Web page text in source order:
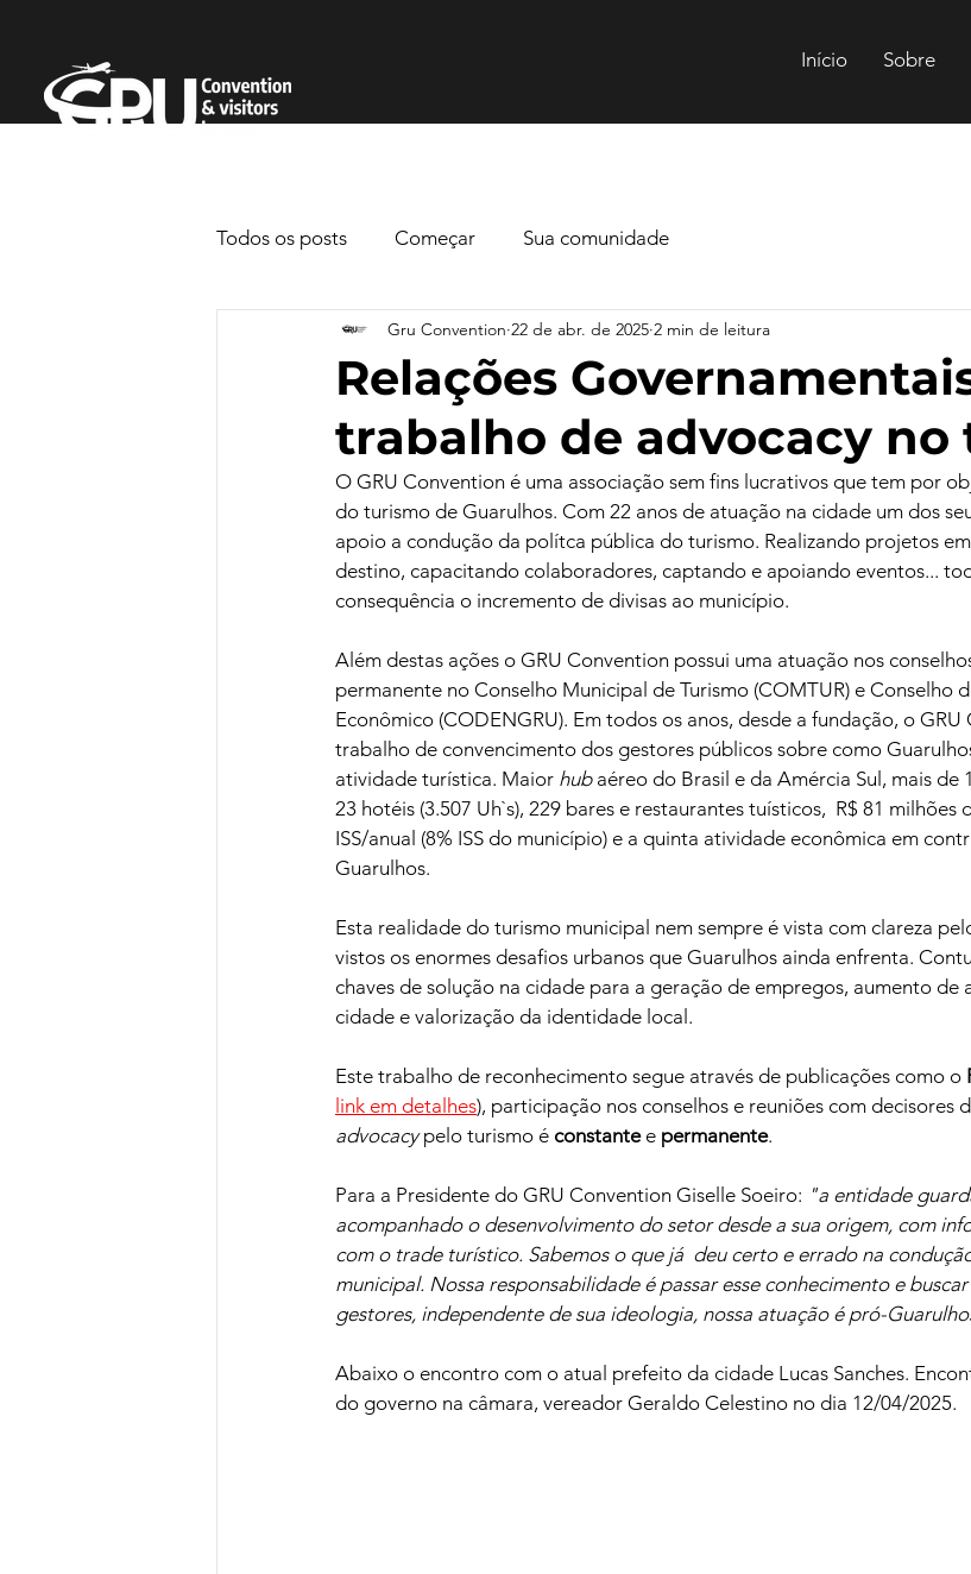
Início Sobre
Todos os posts Começar Sua comunidade
Relações
trabalho de advocacy no
Gru Convention 22 de abr. de 2025 2 min de leitura
O GRU Convention é uma associação sem fins lucrativos que tem por
do turismo de Guarulhos. Com 22 anos de atuação na cidade um dos
apoio a condução da polítca pública do turismo. Realizando projetos
destino, capacitando colaboradores, captando e apoiando eventos...
consequência o incremento de divisas ao município.
Além destas ações o GRU Convention possui uma atuação nos
permanente no Conselho Municipal de Turismo (COMTUR) e Conselho
Econômico (CODENGRU). Em todos os anos, desde a fundação, o
trabalho de convencimento dos gestores públicos sobre como
atividade turística. Maior hub aéreo do Brasil e da Amércia Sul, mais de
23 hotéis (3.507 Uh`s), 229 bares e restaurantes tuísticos,  R$ 81
ISS/anual (8% ISS do município) e a quinta atividade econômica em
Guarulhos.
Esta realidade do turismo municipal nem sempre é vista com clareza
vistos os enormes desafios urbanos que Guarulhos ainda enfrenta.
chaves de solução na cidade para a geração de empregos, aumento
cidade e valorização da identidade local.
Este trabalho de reconhecimento segue através de publicações como o
link em detalhes), participação nos conselhos e reuniões com decisores
advocacy pelo turismo é constante e permanente.
Para a Presidente do GRU Convention Giselle Soeiro: "a entidade
acompanhado o desenvolvimento do setor desde a sua origem, com
com o trade turístico. Sabemos o que já  deu certo e errado na
municipal. Nossa responsabilidade é passar esse conhecimento e
gestores, independente de sua ideologia, nossa atuação é pró-
Abaixo o encontro com o atual prefeito da cidade Lucas Sanches.
do governo na câmara, vereador Geraldo Celestino no dia 12/04/2025.